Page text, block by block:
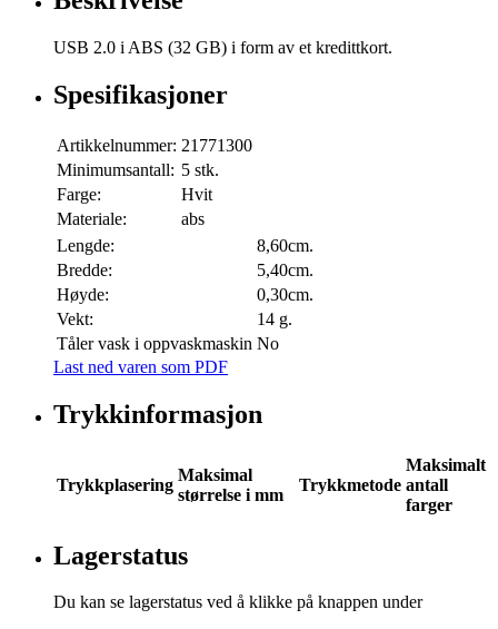
USB 2.0 i ABS (32 GB) i form av et kredittkort.
Spesifikasjoner
Artikkelnummer: 21771300
Minimumsantall: 5 stk.
Farge:
Hvit
Materiale:
abs
Lengde:
8,60cm.
Bredde:
5,40cm.
Høyde:
0,30cm.
Vekt:
14 g.
Tåler vask i oppvaskmaskin No
Last ned varen som PDF
Trykkinformasjon
Trykkplasering
Maksimal
størrelse i mm
Trykkmetode
Maksimalt
antall
farger
Lagerstatus
Du kan se lagerstatus ved å klikke på knappen under